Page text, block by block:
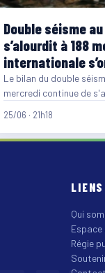
Double séisme
s’alourdit à 188
internationale
Le bilan du double
mercredi continue de
25/06 · 21h18
Qui
Régie